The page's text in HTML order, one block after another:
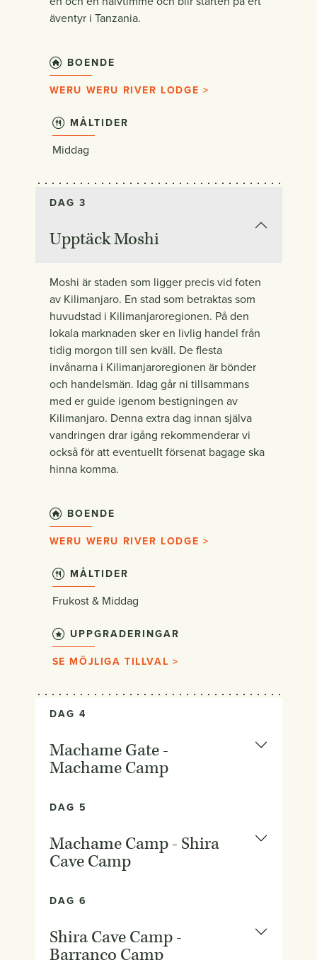
äventyr i Tanzania.
BOENDE
WERU WERU RIVER LODGE >
MÅLTIDER
Middag
DAG 3
Upptäck Moshi
Moshi är staden som ligger precis vid foten
av Kilimanjaro. En stad som betraktas som
huvudstad i Kilimanjaroregionen. På den
lokala marknaden sker en livlig handel från
tidig morgon till sen kväll. De flesta
invånarna i Kilimanjaroregionen är bönder
och handelsmän. Idag går ni tillsammans
med er guide igenom bestigningen av
Kilimanjaro. Denna extra dag innan själva
vandringen drar igång rekommenderar vi
också för att eventuellt försenat bagage ska
hinna komma.
BOENDE
WERU WERU RIVER LODGE >
MÅLTIDER
Frukost & Middag
UPPGRADERINGAR
SE MÖJLIGA TILLVAL >
DAG 4
Machame Gate -
Machame Camp
DAG 5
Machame Camp - Shira
Cave Camp
DAG 6
Shira Cave Camp -
Barranco Camp